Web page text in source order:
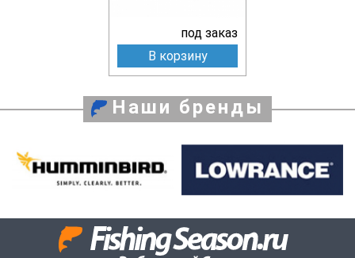
под заказ
В корзину
Наши бренды